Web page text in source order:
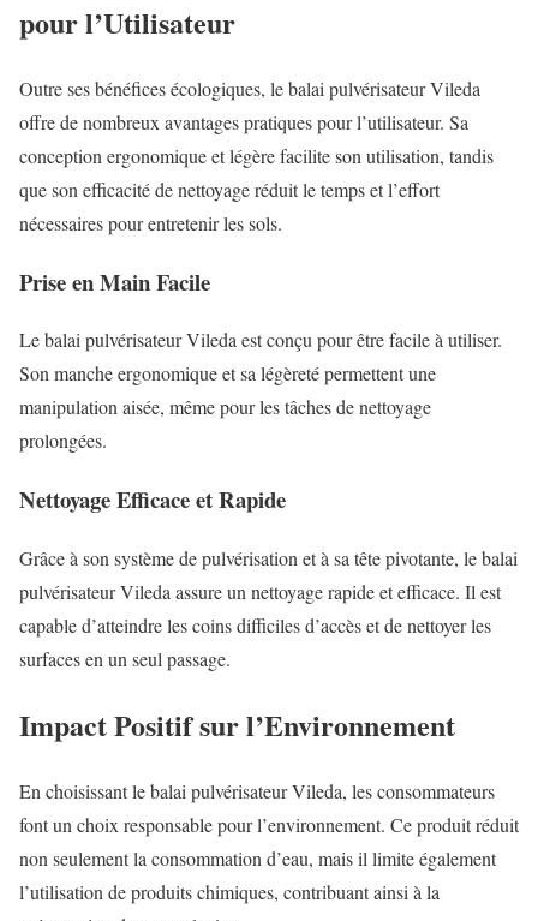
pour l’Utilisateur
Outre ses bénéfices écologiques, le balai pulvérisateur Vileda
offre de nombreux avantages pratiques pour l’utilisateur. Sa
conception ergonomique et légère facilite son utilisation, tandis
que son efficacité de nettoyage réduit le temps et l’effort
nécessaires pour entretenir les sols.
Prise en Main Facile
Le balai pulvérisateur Vileda est conçu pour être facile à utiliser.
Son manche ergonomique et sa légèreté permettent une
manipulation aisée, même pour les tâches de nettoyage
prolongées.
Nettoyage Efficace et Rapide
Grâce à son système de pulvérisation et à sa tête pivotante, le balai
pulvérisateur Vileda assure un nettoyage rapide et efficace. Il est
capable d’atteindre les coins difficiles d’accès et de nettoyer les
surfaces en un seul passage.
Impact Positif sur l’Environnement
En choisissant le balai pulvérisateur Vileda, les consommateurs
font un choix responsable pour l’environnement. Ce produit réduit
non seulement la consommation d’eau, mais il limite également
l’utilisation de produits chimiques, contribuant ainsi à la